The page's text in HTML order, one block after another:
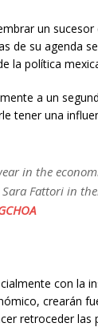
un
de su agenda
la política
a un
tener una
in the
Fattori in
con la
crearán
retroceder las